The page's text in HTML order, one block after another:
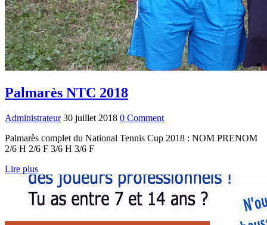
Palmarès NTC 2018
Administrateur 30 juillet 2018 0 Comment
Palmarès complet du National Tennis Cup 2018 : NOM PRENOM
2/6 H 2/6 F 3/6 H 3/6 F
Lire plus